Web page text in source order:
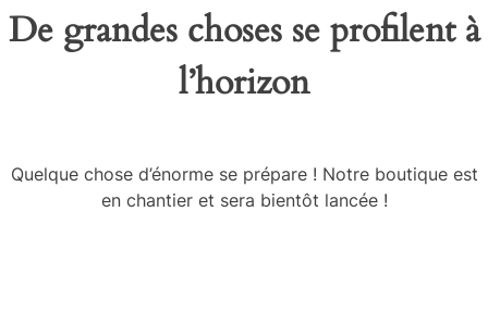
De grandes choses se profilent à
l’horizon
Quelque chose d’énorme se prépare ! Notre boutique est
en chantier et sera bientôt lancée !